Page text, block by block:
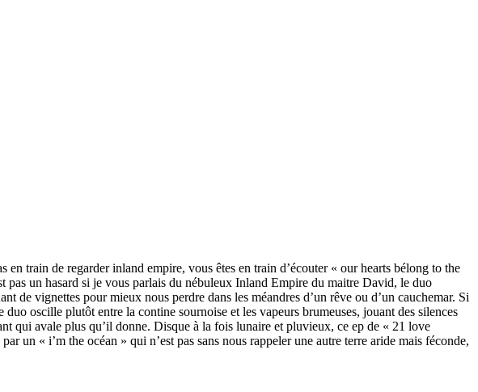
train de regarder inland empire, vous êtes en train d’écouter « our hearts bélong to the
pas un hasard si je vous parlais du nébuleux Inland Empire du maitre David, le duo
de vignettes pour mieux nous perdre dans les méandres d’un rêve ou d’un cauchemar. Si
oscille plutôt entre la contine sournoise et les vapeurs brumeuses, jouant des silences
qui avale plus qu’il donne. Disque à la fois lunaire et pluvieux, ce ep de « 21 love
un « i’m the océan » qui n’est pas sans nous rappeler une autre terre aride mais féconde,